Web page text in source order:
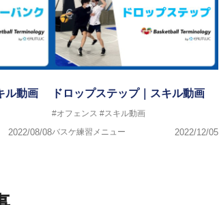
ル動画
2022/08/08
ドロップステップ｜スキル動画
#オフェンス #スキル動画
バスケ練習メニュー
2022/12/05